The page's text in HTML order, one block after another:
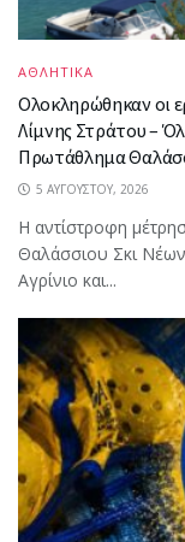
ΑΘΛΗΤΙΚΑ
Ολοκληρώθηκαν οι
Λίμνης Στράτου –
Πρωτάθλημα
5 ΑΥΓΟΎΣΤΟΥ, 2026
Η αντίστροφη
Θαλάσσιου Σκι Νέων
Αγρίνιο και...